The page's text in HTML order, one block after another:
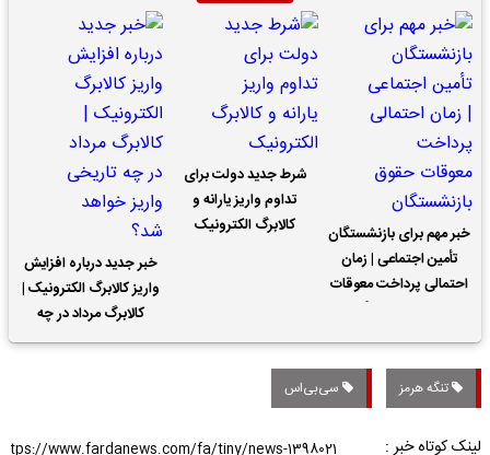
خبر مهم برای بازنشستگان
تأمین اجتماعی | زمان
احتمالی پرداخت معوقات
شرط جدید دولت برای
تداوم واریز یارانه و
کالابرگ الکترونیک
خبر جدید درباره افزایش
واریز کالابرگ الکترونیک |
کالابرگ مرداد در چه
تاریخی واریز خواهد شد؟
تنگه هرمز سی‌بی‌اس
لینک کوتاه خبر :